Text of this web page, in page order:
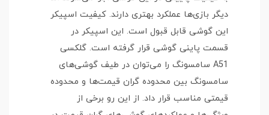
دیگر بازی‌ها عملکرد بهتری دارند. کیفیت اسپیکر
این گوشی قابل قبول است. این اسپیکر در
قسمت پاینی گوشی قرار گرفته است. گلکسی
A51 سامسونگ را می‌توان در طیف گوشی‌های
سامسونگ بین محدوده گران قیمت‌ها و محدوده
قیمتی مناسب قرار داد. از این رو برخی از